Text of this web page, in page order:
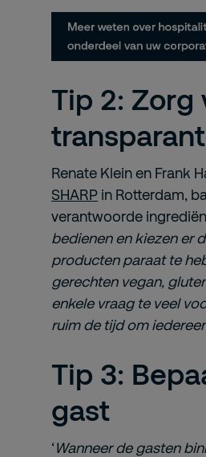
Tip 2: Zorg
Renate Klein en Frank
SHARP in Rotterdam,
verantwoorde
bedienen en kiezen er
producten paraat te
gerechten vegan,
enkele vraag te veel
ruim de tijd om
Tip 3:
gast
‘Wanneer de gasten